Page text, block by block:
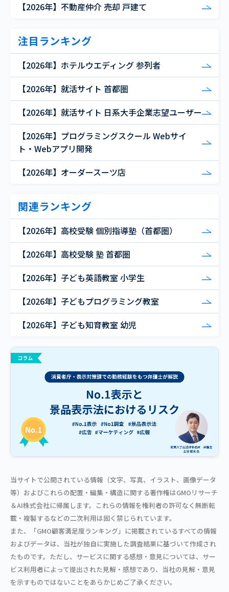
【2026年】不動産仲介 売却 戸建て
注目ランキング
【2026年】ホテルウエディング 参列者
【2026年】就活サイト 首都圏
【2026年】就活サイト 日系大手企業志望ユーザー
【2026年】プログラミングスクール Webサイ
ト・Webアプリ開発
【2026年】オーダースーツ店
関連ランキング
【2026年】高校受験 個別指導塾（首都圏）
【2026年】高校受験 塾 首都圏
【2026年】子ども英語教室 小学生
【2026年】子どもプログラミング教室
【2026年】子ども知育教室 幼児
当サイトで公開されている情報（文字、写真、イラスト、画像データ
等）およびこれらの配置・編集・構造に関する著作権はGMOリサーチ
＆AI株式会社に帰属します。これらの情報を権利者の許可なく無断転
載・複製するなどの二次利用は固く禁じられています。
また、「GMO顧客満足度ランキング」に掲載されているすべての情報
およびデータは、当社が独自に実施した調査結果に基づいて作成され
たものです。ただし、サービスに関する感想・意見については、サー
ビス利用者によって提出された見解・感想であり、当社の見解・意見
を示すものではないことをあらかじめご了承ください。